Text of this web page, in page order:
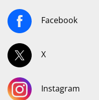
Facebook
X
Instagram